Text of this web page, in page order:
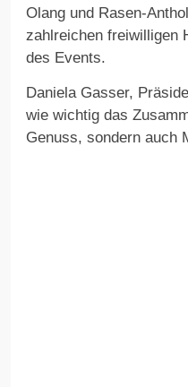
Olang und Rasen-
zahlreichen freiwilligen
des Events.
Daniela Gasser,
wie wichtig das
Genuss, sondern auch